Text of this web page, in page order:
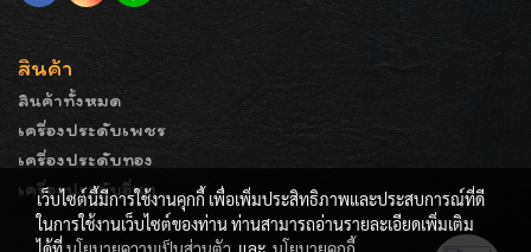
สินค้า
สินค้าทั้งหมด
เครื่องประดับเพชร
เครื่องประดับทอง
เครื่องประดับอื่นๆ
เว็บไซต์นี้มีการใช้งานคุกกี้ เพื่อเพิ่มประสิทธิภาพและประสบการณ์ที่ดี
ในการใช้งานเว็บไซต์ของท่าน ท่านสามารถอ่านรายละเอียดเพิ่มเติม